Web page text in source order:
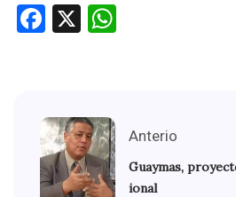
Facebook
X
Anterio
Guaymas,
ional